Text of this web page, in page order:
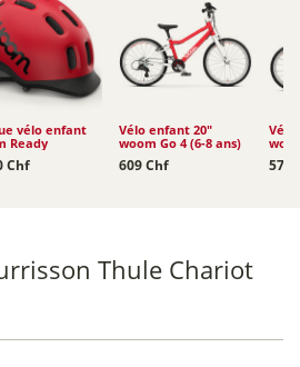
vélo enfant
Ready
Chf
Vélo enfant 20"
woom Go 4 (6-8 ans)
609 Chf
Vélo
579
Thule Chariot